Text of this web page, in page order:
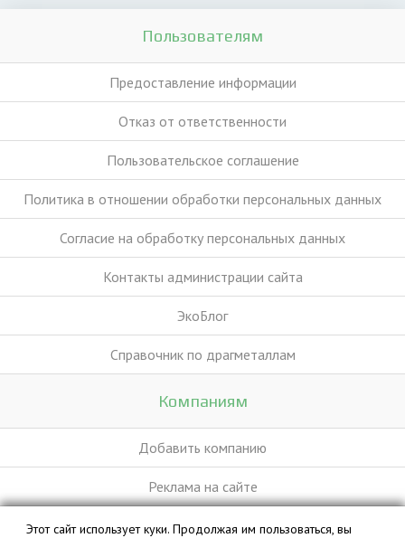
Пользователям
Предоставление информации
Отказ от ответственности
Пользовательское соглашение
Политика в отношении обработки персональных данных
Согласие на обработку персональных данных
Контакты администрации сайта
ЭкоБлог
Справочник по драгметаллам
Компаниям
Добавить компанию
Реклама на сайте
Этот сайт использует куки. Продолжая им пользоваться, вы